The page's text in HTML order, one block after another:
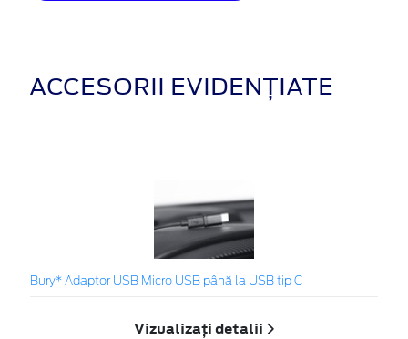
ACCESORII EVIDENȚIATE
Bury* Adaptor USB Micro USB până la USB tip C
Vizualizați detalii